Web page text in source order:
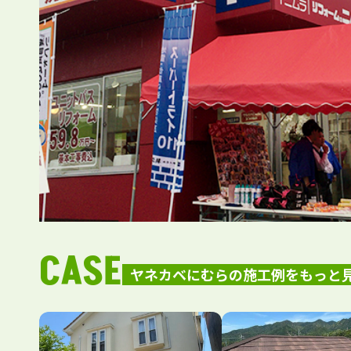
ヤネカベにむらの施工例をもっと
CASE